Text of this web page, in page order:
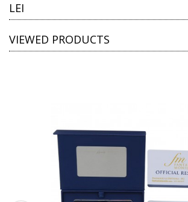
LEI
VIEWED PRODUCTS